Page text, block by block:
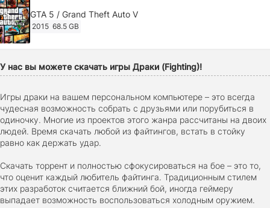
GTA 5 / Grand Theft Auto V
2015 68.5 GB
Ghost of Tsushima: Director's Cut v.1053.8.1023.1614
[RePack Decepticon] (2024)
Cyberpunk 2077
2020 49.4 GB
Ghost of Tsushima: Director's Cut v.1053.9.0623.1807
игры] (2020-2024)
2020-2024 68,09 Гб
У нас вы можете скачать игры Драки (Fighting)!
Игры драки на вашем персональном компьютере – это всегда
чудесная возможность собрать с друзьями или порубиться в
одиночку. Многие из проектов этого жанра рассчитаны на двоих
людей. Время скачать любой из файтингов, встать в стойку
равно как держать удар.
Скачать торрент и полностью сфокусироваться на бое – это то,
что оценит каждый любитель файтинга. Традиционным стилем
этих разработок считается ближний бой, иногда геймеру
выпадает возможность воспользоваться холодным оружием.